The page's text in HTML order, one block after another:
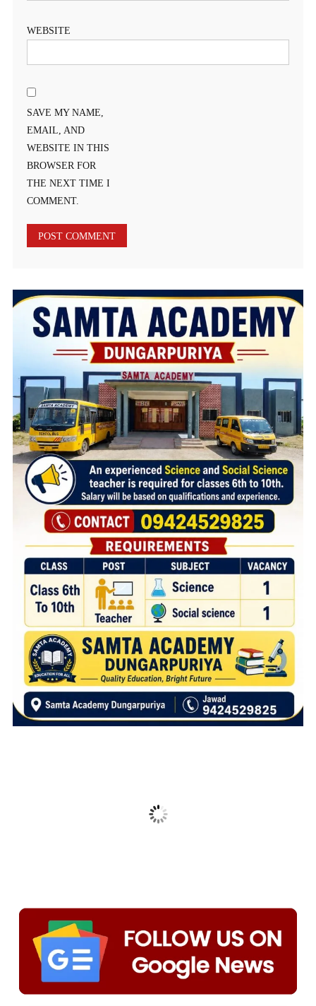
WEBSITE
SAVE MY NAME,
EMAIL, AND
WEBSITE IN THIS
BROWSER FOR
THE NEXT TIME I
COMMENT.